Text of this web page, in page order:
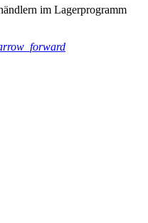
im Lagerprogramm